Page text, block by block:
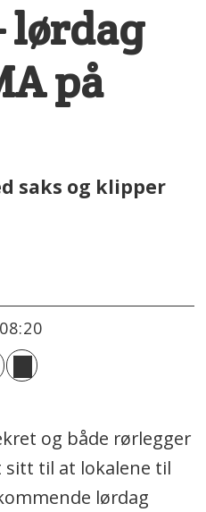
lørdag
på
saks og klipper
og både rørlegger
til at lokalene til
lørdag